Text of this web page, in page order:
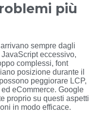
più
sempre dagli
eccessivo,
complessi, font
posizione durante il
peggiorare LCP,
eCommerce. Google
proprio su questi aspetti
in modo efficace.